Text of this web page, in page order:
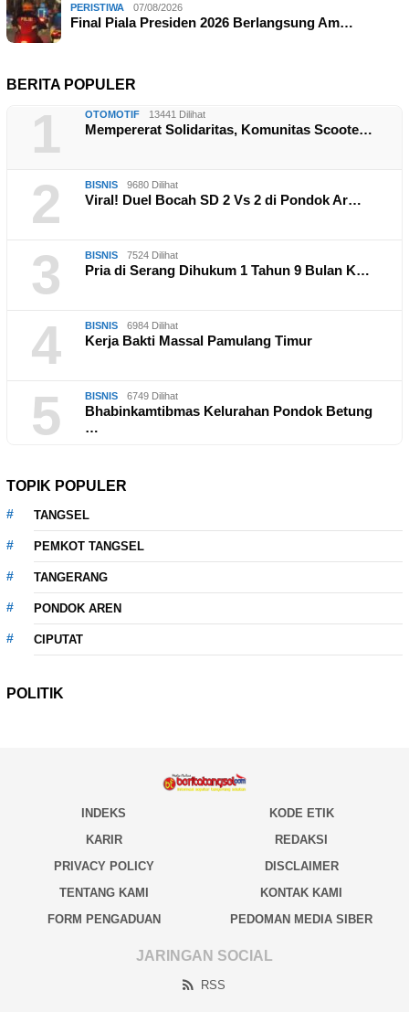
PERISTIWA 07/08/2026
Final Piala Presiden 2026 Berlangsung Am…
BERITA POPULER
1 OTOMOTIF 13441 Dilihat
Mempererat Solidaritas, Komunitas Scoote…
2 BISNIS 9680 Dilihat
Viral! Duel Bocah SD 2 Vs 2 di Pondok Ar…
3 BISNIS 7524 Dilihat
Pria di Serang Dihukum 1 Tahun 9 Bulan K…
4 BISNIS 6984 Dilihat
Kerja Bakti Massal Pamulang Timur
5 BISNIS 6749 Dilihat
Bhabinkamtibmas Kelurahan Pondok Betung
…
TOPIK POPULER
TANGSEL
PEMKOT TANGSEL
TANGERANG
PONDOK AREN
CIPUTAT
POLITIK
INDEKS
KODE ETIK
KARIR
REDAKSI
PRIVACY POLICY
DISCLAIMER
TENTANG KAMI
KONTAK KAMI
FORM PENGADUAN
PEDOMAN MEDIA SIBER
JARINGAN SOCIAL
RSS